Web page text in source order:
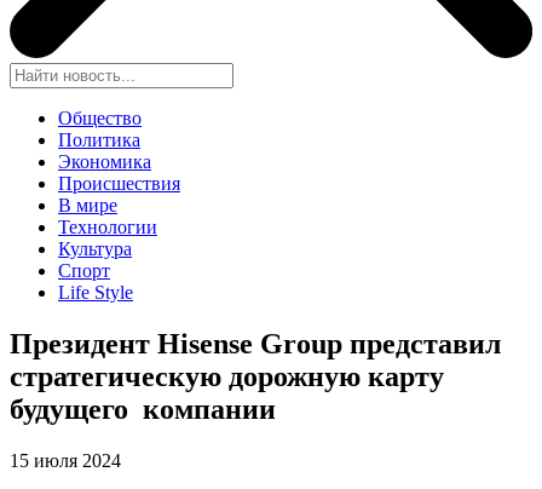
Общество
Политика
Экономика
Происшествия
В мире
Технологии
Культура
Спорт
Life Style
Президент Hisense Group представил
стратегическую дорожную карту
будущего компании
15 июля 2024